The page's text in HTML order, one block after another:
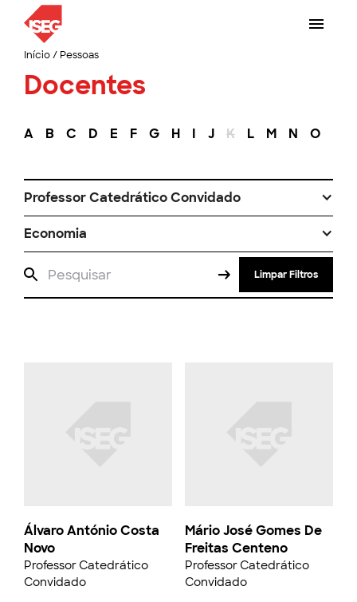
Início/ Pessoas
Docentes
A B C D E F G H I J K L M N O
Professor Catedrático Convidado
Economia
Limpar Filtros
Álvaro António Costa
Novo
Professor Catedrático
Convidado
Mário José Gomes De
Freitas Centeno
Professor Catedrático
Convidado